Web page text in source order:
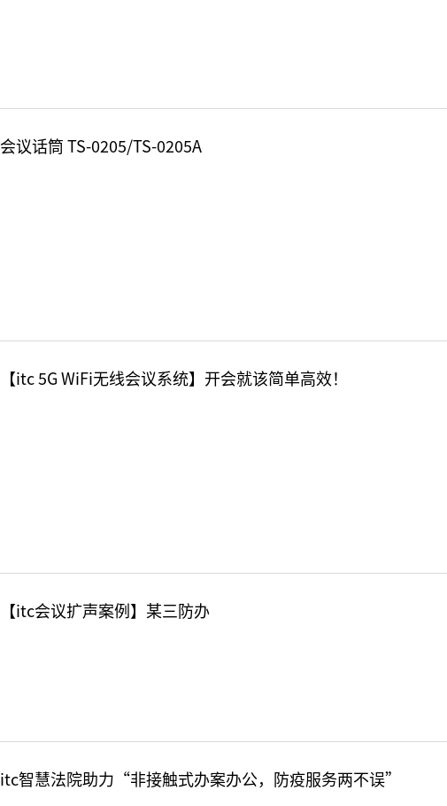
会议话筒 TS-0205/TS-0205A
【itc 5G WiFi无线会议系统】开会就该简单高效！
【itc会议扩声案例】某三防办
itc智慧法院助力“非接触式办案办公，防疫服务两不误”